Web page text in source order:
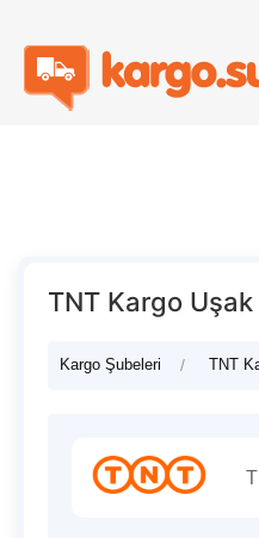
TNT Kargo
Kargo Şubeleri TNT